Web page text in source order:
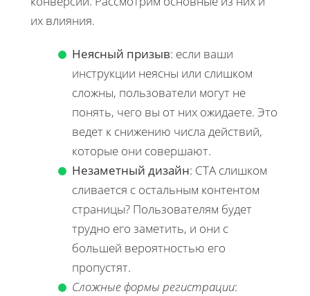
их влияния.
Неясный призыв: если ваши
инструкции неясны или слишком
сложны, пользователи могут не
понять, чего вы от них ожидаете. Это
ведет к снижению числа действий,
которые они совершают.
Незаметный дизайн: CTA слишком
сливается с остальным контентом
страницы? Пользователям будет
трудно его заметить, и они с
большей вероятностью его
пропустят.
Сложные формы регистрации: